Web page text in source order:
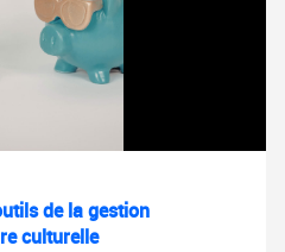
de la gestion
culturelle